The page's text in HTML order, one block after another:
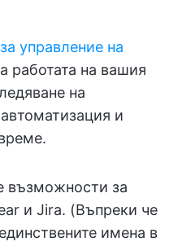
управление на
работата на вашия
на
и
възможности за
и Jira. (Въпреки че
имена в